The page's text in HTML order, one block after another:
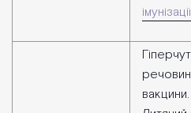
імунізації
вакцини.